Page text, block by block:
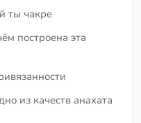
ты чакре
построена эта
из качеств анахата